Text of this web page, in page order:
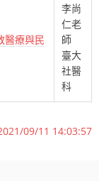
醫療與民
李尚
仁老
師
臺大
社醫
科
09/11 14:03:57